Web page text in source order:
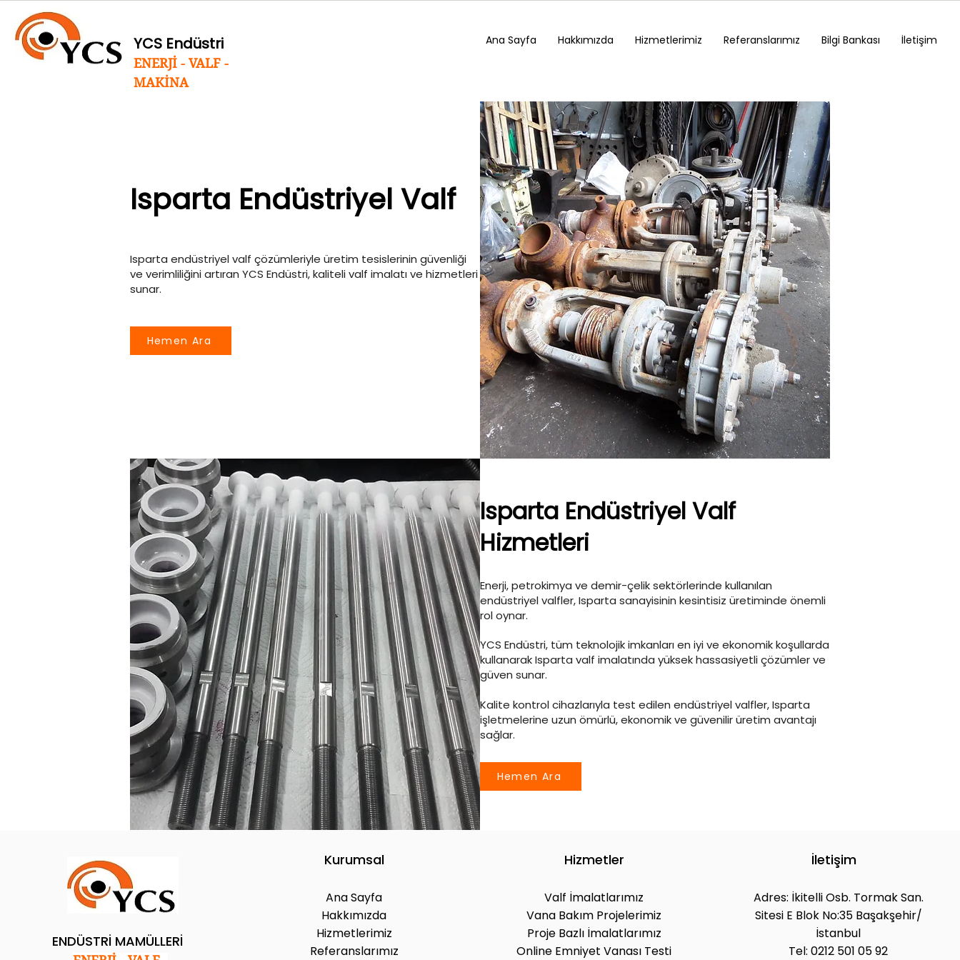
YCS Endüstri
ENERJİ - VALF -
MAKİNA
Ana Sayfa Hakkımızda Hizmetlerimiz Referanslarımız Bilgi Bankası İletişim
Isparta Endüstriyel Valf
Isparta endüstriyel valf çözümleriyle üretim tesislerinin güvenliği
ve verimliliğini artıran YCS Endüstri, kaliteli valf imalatı ve hizmetleri
sunar.
Hemen Ara
Isparta Endüstriyel Valf
Hizmetleri
Enerji, petrokimya ve demir-çelik sektörlerinde kullanılan
endüstriyel valfler, Isparta sanayisinin kesintisiz üretiminde önemli
rol oynar.
YCS Endüstri, tüm teknolojik imkanları en iyi ve ekonomik koşullarda
kullanarak Isparta valf imalatında yüksek hassasiyetli çözümler ve
güven sunar.
Kalite kontrol cihazlarıyla test edilen endüstriyel valfler, Isparta
işletmelerine uzun ömürlü, ekonomik ve güvenilir üretim avantajı
sağlar.
Hemen Ara
ENDÜSTRİ MAMÜLLERİ
Kurumsal
Ana Sayfa
Hakkımızda
Hizmetlerimiz
Referanslarımız
Hizmetler
Valf İmalatlarımız
Vana Bakım Projelerimiz
Proje Bazlı İmalatlarımız
Online Emniyet Vanası Testi
İletişim
Adres: İkitelli Osb. Tormak San.
Sitesi E Blok No:35 Başakşehir/
İstanbul
Tel: 0212 501 05 92